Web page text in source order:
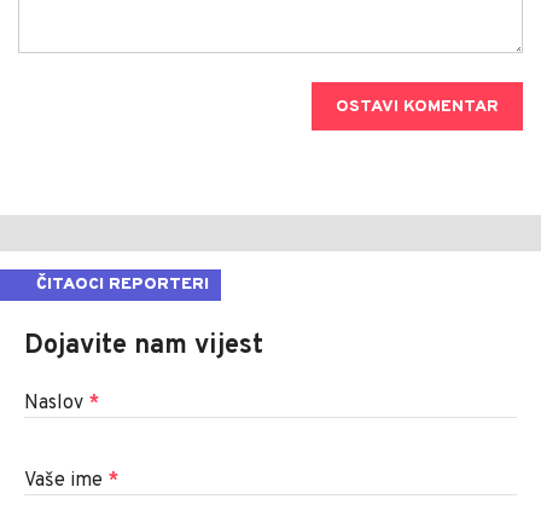
OSTAVI KOMENTAR
ČITAOCI REPORTERI
Dojavite nam vijest
Naslov *
Vaše ime *